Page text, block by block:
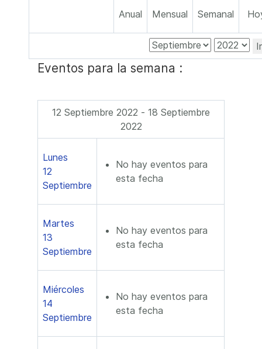
Anual Mensual Semanal
Eventos para la semana :
12 Septiembre 2022 - 18 Septiembre
2022
Lunes
12
Septiembre
No hay eventos para
esta fecha
Martes
13
Septiembre
No hay eventos para
esta fecha
Miércoles
14
Septiembre
No hay eventos para
esta fecha